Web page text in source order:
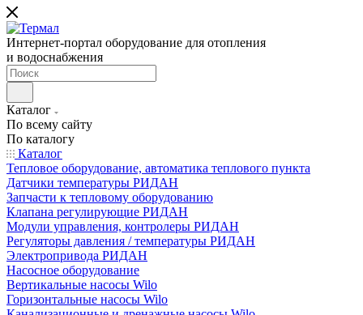
Интернет-портал оборудование для отопления
и водоснабжения
Каталог
По всему сайту
По каталогу
Каталог
Тепловое оборудование, автоматика теплового пункта
Датчики температуры РИДАН
Запчасти к тепловому оборудованию
Клапана регулирующие РИДАН
Модули управления, контролеры РИДАН
Регуляторы давления / температуры РИДАН
Электропривода РИДАН
Насосное оборудование
Вертикальные насосы Wilo
Горизонтальные насосы Wilo